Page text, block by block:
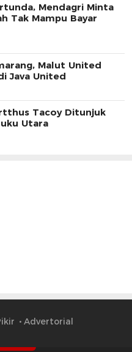
Mendagri Minta
Tak Mampu Bayar
Malut United
Java United
Tacoy Ditunjuk
Utara
Advertorial